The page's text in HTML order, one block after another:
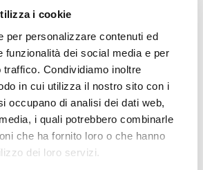
i cookie
per personalizzare contenuti ed
funzionalità dei social media e per
Condividiamo inoltre
in cui utilizza il nostro sito con i
occupano di analisi dei dati web,
i quali potrebbero combinarle
che ha fornito loro o che hanno
dei loro servizi.
- PATENTE SICURA -
2023
invitati:
del Regolamento Generale
Servizi e Forniture